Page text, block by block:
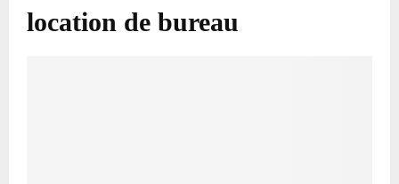
location de bureau